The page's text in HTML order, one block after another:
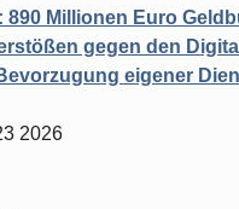
890 Millionen Euro
gegen den
eigener
2026